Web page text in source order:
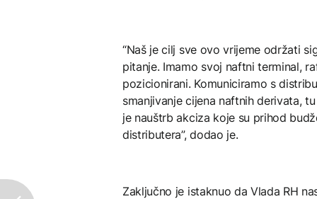
“Naš je cilj sve ovo vrijeme održati
pitanje. Imamo svoj naftni terminal,
pozicionirani. Komuniciramo s
smanjivanje cijena naftnih derivata,
je nauštrb akciza koje su prihod
distributera”, dodao je.
Zaključno je istaknuo da Vlada RH